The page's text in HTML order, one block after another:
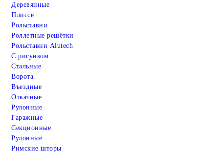
Деревянные
Плиссе
Рольставни
Роллетные решётки
Рольставни Alutech
С рисунком
Стальные
Ворота
Въездные
Откатные
Рулонные
Гаражные
Cекционные
Рулонные
Римские шторы